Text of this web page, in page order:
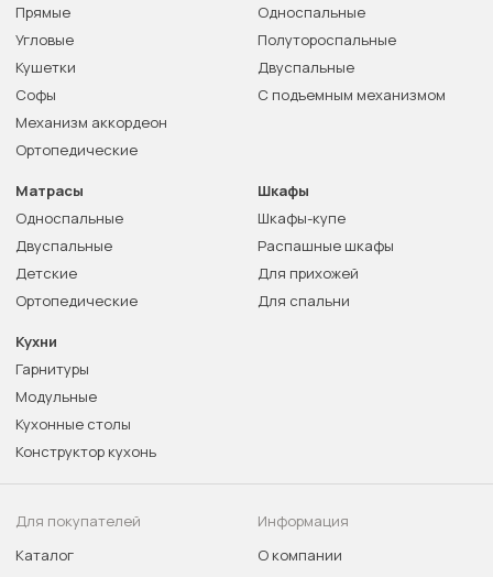
Прямые
Угловые
Кушетки
Софы
Механизм аккордеон
Ортопедические
Односпальные
Полутороспальные
Двуспальные
С подъемным механизмом
Матрасы
Односпальные
Двуспальные
Детские
Ортопедические
Шкафы
Шкафы-купе
Распашные шкафы
Для прихожей
Для спальни
Кухни
Гарнитуры
Модульные
Кухонные столы
Конструктор кухонь
Для покупателей
Каталог
Информация
О компании